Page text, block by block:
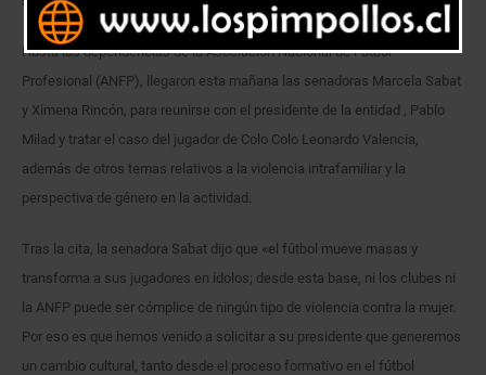
Hasta las dependencias de la Asociación Nacional de Fútbol
Profesional (ANFP), llegaron esta mañana las senadoras Marcela Sabat
y Ximena Rincón, para reunirse con el presidente de la entidad , Pablo
Milad y tratar el caso del jugador de Colo Colo Leonardo Valencia,
además de otros temas relativos a la violencia intrafamiliar y la
perspectiva de género en la actividad.
Tras la cita, la senadora Sabat dijo que «el fútbol mueve masas y
transforma a sus jugadores en ídolos; desde esta base, ni los clubes ni
la ANFP puede ser cómplice de ningún tipo de violencia contra la mujer.
Por eso es que hemos venido a solicitar a su presidente que generemos
un cambio cultural, tanto desde el proceso formativo en el fútbol